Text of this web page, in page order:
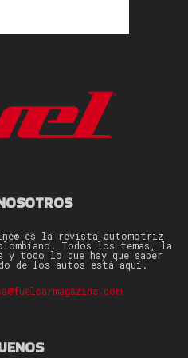
es la revista automotriz
Todos los temas, la
y todo lo que hay que saber
de los autos está aquí.